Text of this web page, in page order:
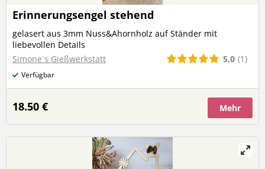
Erinnerungsengel stehend
gelasert aus 3mm Nuss&Ahornholz auf Ständer mit
liebevollen Details
Simone`s Gießwerkstatt
5,0 (1)
Verfügbar
18.50 € Mehr